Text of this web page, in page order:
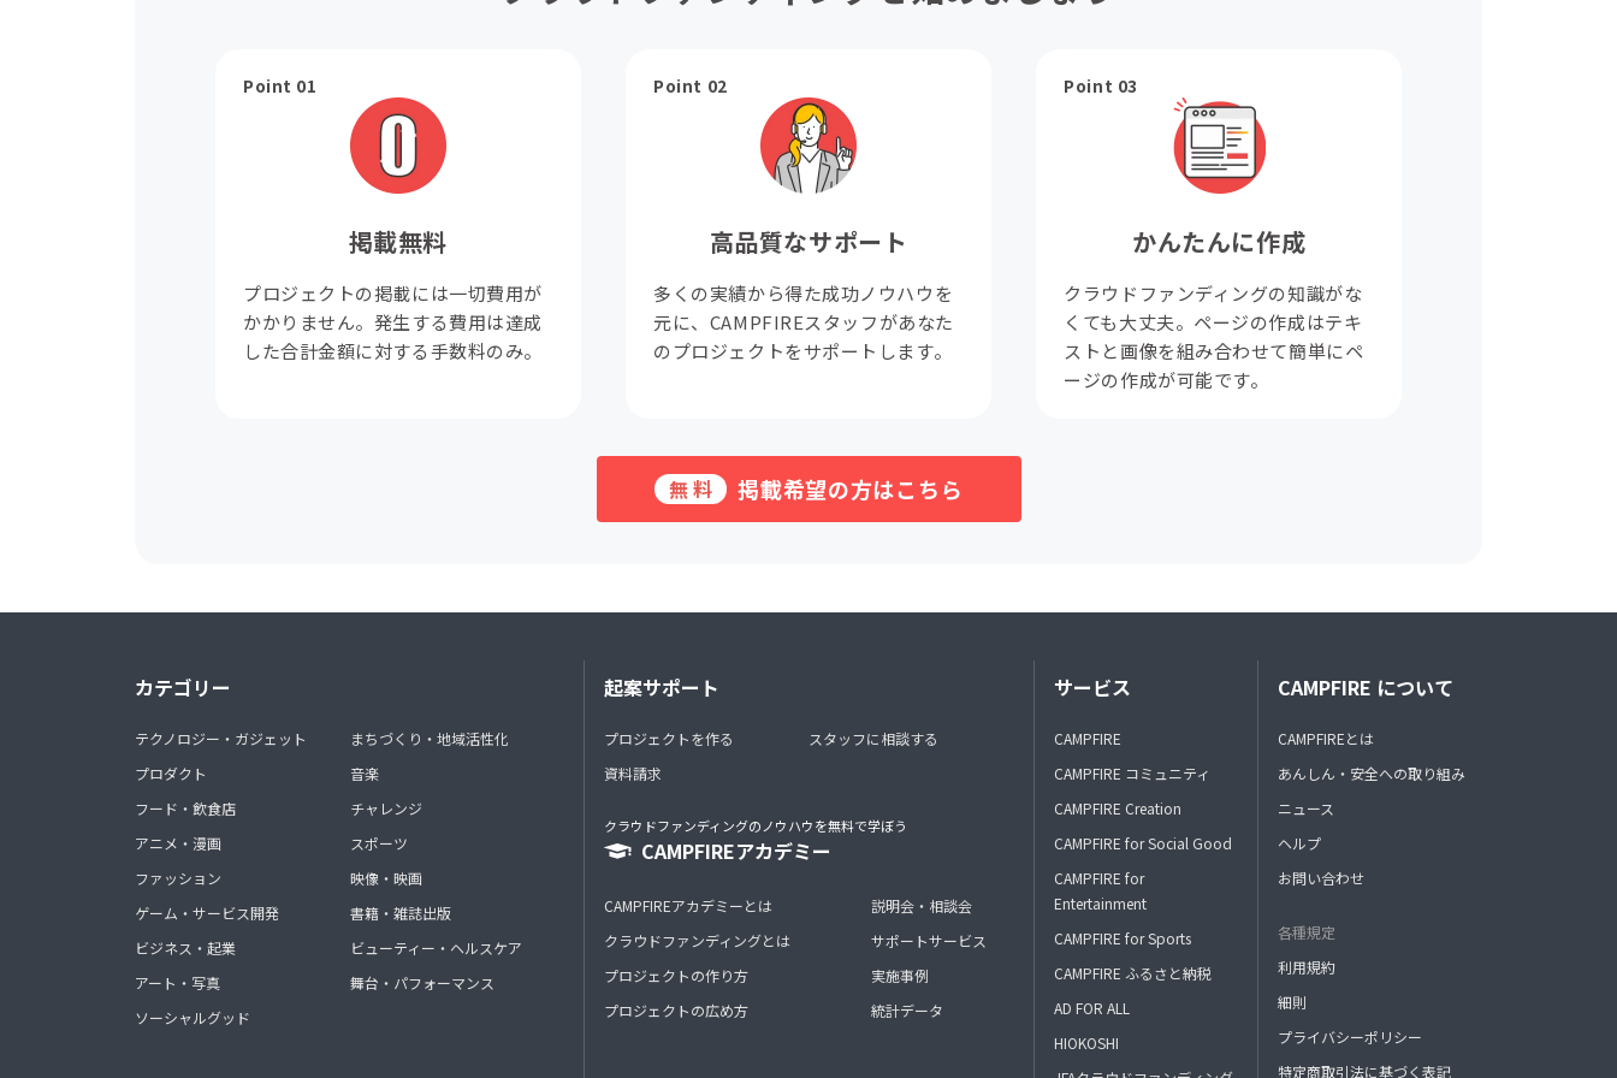
Point 01
掲載無料
プロジェクトの掲載には一切費用が
かかりません。発生する費用は達成
した合計金額に対する手数料のみ。
Point 02
高品質なサポート
多くの実績から得た成功ノウハウを
元に、CAMPFIREスタッフがあなた
のプロジェクトをサポートします。
Point 03
かんたんに作成
クラウドファンディングの知識がな
くても大丈夫。ページの作成はテキ
ストと画像を組み合わせて簡単にペ
ージの作成が可能です。
無料 掲載希望の方はこちら
カテゴリー
テクノロジー・ガジェット
プロダクト
フード・飲食店
アニメ・漫画
ファッション
ゲーム・サービス開発
ビジネス・起業
アート・写真
ソーシャルグッド
まちづくり・地域活性化
音楽
チャレンジ
スポーツ
映像・映画
書籍・雑誌出版
ビューティー・ヘルスケア
舞台・パフォーマンス
起案サポート
プロジェクトを作る
資料請求
スタッフに相談する
クラウドファンディングのノウハウを無料で学ぼう
CAMPFIREアカデミー
CAMPFIREアカデミーとは
クラウドファンディングとは
プロジェクトの作り方
プロジェクトの広め方
説明会・相談会
サポートサービス
実施事例
統計データ
サービス
CAMPFIRE
CAMPFIRE コミュニティ
CAMPFIRE Creation
CAMPFIRE for Social Good
CAMPFIRE for
Entertainment
CAMPFIRE for Sports
CAMPFIRE ふるさと納税
AD FOR ALL
HIOKOSHI
CAMPFIRE について
CAMPFIREとは
あんしん・安全への取り組み
ニュース
ヘルプ
お問い合わせ
各種規定
利用規約
細則
プライバシーポリシー
特定商取引法に基づく表記